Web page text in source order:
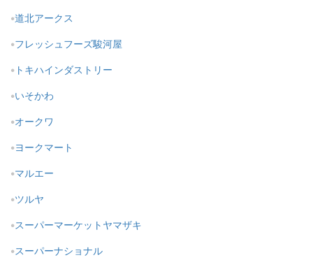
道北アークス
フレッシュフーズ駿河屋
トキハインダストリー
いそかわ
オークワ
ヨークマート
マルエー
ツルヤ
スーパーマーケットヤマザキ
スーパーナショナル